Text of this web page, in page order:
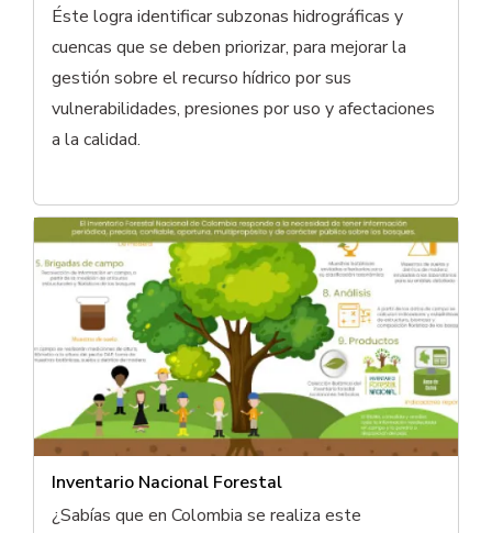
Éste logra identificar subzonas hidrográficas y
cuencas que se deben priorizar, para mejorar la
gestión sobre el recurso hídrico por sus
vulnerabilidades, presiones por uso y afectaciones
a la calidad.
Inventario Nacional Forestal
¿Sabías que en Colombia se realiza este